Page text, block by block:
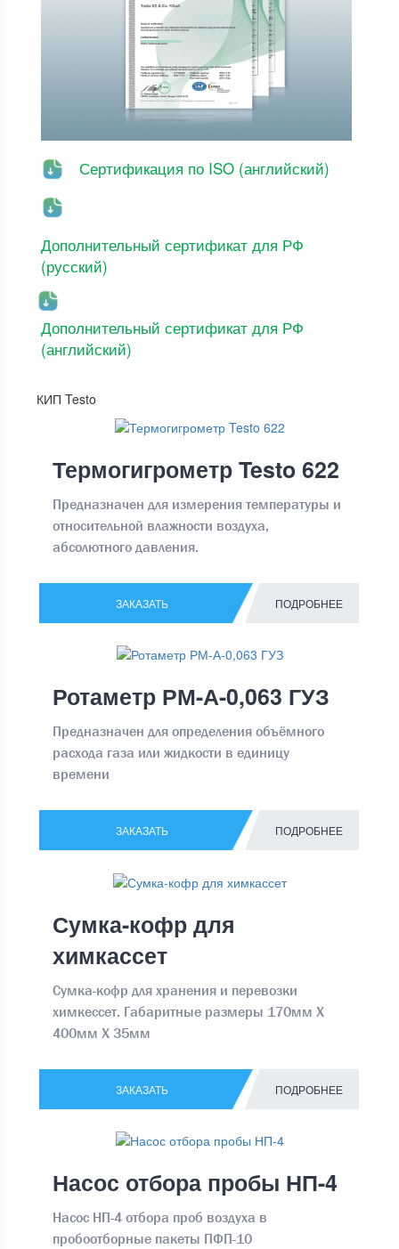
Сертификация по ISO (английский)
Дополнительный сертификат для РФ
(русский)
Дополнительный сертификат для РФ
(английский)
КИП Testo
Термогигрометр Testo 622
Предназначен для измерения температуры и
относительной влажности воздуха,
абсолютного давления.
ЗАКАЗАТЬ ПОДРОБНЕЕ
Ротаметр РМ-А-0,063 ГУЗ
Предназначен для определения объёмного
расхода газа или жидкости в единицу
времени
ЗАКАЗАТЬ ПОДРОБНЕЕ
Сумка-кофр для
химкассет
Сумка-кофр для хранения и перевозки
химкессет. Габаритные размеры 170мм Х
400мм Х 35мм
ЗАКАЗАТЬ ПОДРОБНЕЕ
Насос отбора пробы НП-4
Насос НП-4 отбора проб воздуха в
пробоотборные пакеты ПФП-10